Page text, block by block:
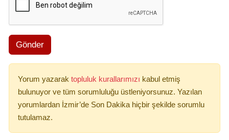
Gönder
Yorum yazarak topluluk kurallarımızı kabul etmiş
bulunuyor ve tüm sorumluluğu üstleniyorsunuz. Yazılan
yorumlardan İzmir’de Son Dakika hiçbir şekilde sorumlu
tutulamaz.